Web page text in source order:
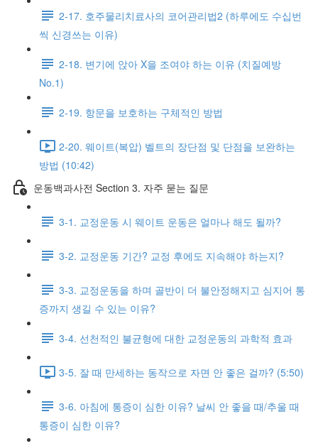
2-17. 호주물리치료사의 코어관리법2 (하루에도 수십번
씩 신경쓰는 이유)
2-18. 변기에 앉아 X을 조여야 하는 이유 (치질예방
No.1)
2-19. 항문을 보호하는 구체적인 방법
2-20. 웨이트(복압) 벨트의 장단점 및 단점을 보완하는
방법 (10:42)
운동백과사전 Section 3. 자주 묻는 질문
3-1. 교정운동 시 웨이트 운동은 얼마나 해도 될까?
3-2. 교정운동 기간? 교정 후에도 지속해야 하는지?
3-3. 교정운동을 하며 골반이 더 불안정해지고 심지어 통
증까지 생길 수 있는 이유?
3-4. 선천적인 불균형에 대한 교정운동의 과학적 효과
3-5. 잘 때 만세하는 동작으로 자면 안 좋은 걸까? (5:50)
3-6. 아침에 통증이 심한 이유? 날씨 안 좋을 때/추울 때
통증이 심한 이유?